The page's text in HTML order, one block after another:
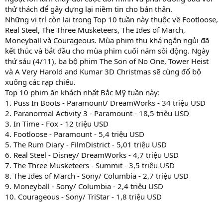
thử thách để gây dựng lại niềm tin cho bản thân.
Những vị trí còn lại trong Top 10 tuần này thuộc về Footloose,
Real Steel, The Three Musketeers, The Ides of March,
Moneyball và Courageous. Mùa phim thu khá ngắn ngủi đã
kết thúc và bắt đầu cho mùa phim cuối năm sôi động. Ngày
thứ sáu (4/11), ba bộ phim The Son of No One, Tower Heist
và A Very Harold and Kumar 3D Christmas sẽ cùng đổ bộ
xuống các rạp chiếu.
Top 10 phim ăn khách nhất Bắc Mỹ tuần này:
1. Puss In Boots - Paramount/ DreamWorks - 34 triệu USD
2. Paranormal Activity 3 - Paramount - 18,5 triệu USD
3. In Time - Fox - 12 triệu USD
4. Footloose - Paramount - 5,4 triệu USD
5. The Rum Diary - FilmDistrict - 5,01 triệu USD
6. Real Steel - Disney/ DreamWorks - 4,7 triệu USD
7. The Three Musketeers - Summit - 3,5 triệu USD
8. The Ides of March - Sony/ Columbia - 2,7 triệu USD
9. Moneyball - Sony/ Columbia - 2,4 triệu USD
10. Courageous - Sony/ TriStar - 1,8 triệu USD